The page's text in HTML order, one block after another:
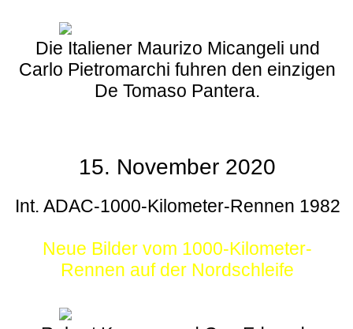
Die Italiener Maurizo Micangeli und
Carlo Pietromarchi fuhren den einzigen
De Tomaso Pantera.
15. November 2020
Int. ADAC-1000-Kilometer-Rennen 1982
Neue Bilder vom 1000-Kilometer-
Rennen auf der Nordschleife